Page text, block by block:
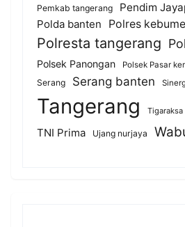
Pemkab tangerang
Pendim
Polda banten
Polres
Polresta tangerang
Polsek Panongan Polsek Pasar
Serang Serang banten
Tangerang Tigaraksa
TNI Prima
Ujang nurjaya